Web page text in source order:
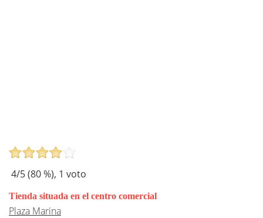
4/5 (80%), 1 voto
Tienda situada en el centro comercial
Plaza Marina